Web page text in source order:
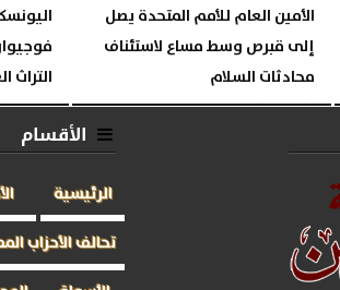
الأمين العام للأمم المتحدة يصل
إلى قبرص وسط مساع لاستئناف
محادثات السلام
الثلاثاء، 28 يوليو 2026 02:55 مـ
التراث
الإثنين، 27 يوليو 2026
الأقسام
الرئيسية
تحالف الأحزاب